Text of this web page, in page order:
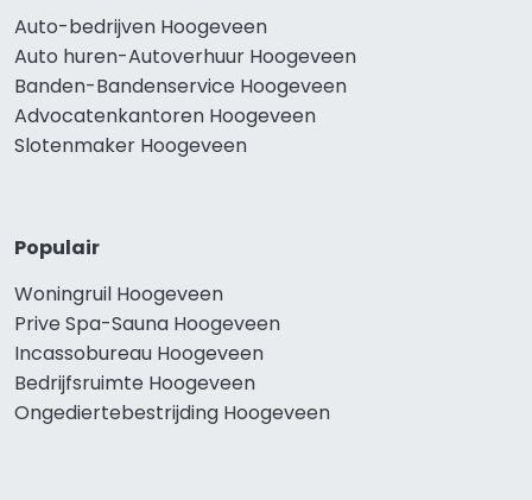
Auto-bedrijven Hoogeveen
Auto huren-Autoverhuur Hoogeveen
Banden-Bandenservice Hoogeveen
Advocatenkantoren Hoogeveen
Slotenmaker Hoogeveen
Populair
Woningruil Hoogeveen
Prive Spa-Sauna Hoogeveen
Incassobureau Hoogeveen
Bedrijfsruimte Hoogeveen
Ongediertebestrijding Hoogeveen